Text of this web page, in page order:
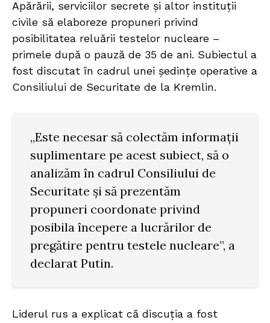
Apărării, serviciilor secrete și altor instituții
civile să elaboreze propuneri privind
posibilitatea reluării testelor nucleare –
primele după o pauză de 35 de ani. Subiectul a
fost discutat în cadrul unei ședințe operative a
Consiliului de Securitate de la Kremlin.
„Este necesar să colectăm informații
suplimentare pe acest subiect, să o
analizăm în cadrul Consiliului de
Securitate și să prezentăm
propuneri coordonate privind
posibila începere a lucrărilor de
pregătire pentru testele nucleare”, a
declarat Putin.
Liderul rus a explicat că discuția a fost